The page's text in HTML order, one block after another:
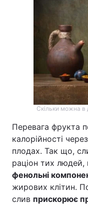
Скільки можна в
Перевага фрукта
калорійності
плодах. Так що,
раціон тих людей,
фенольні
жирових клітин.
слив прискорює